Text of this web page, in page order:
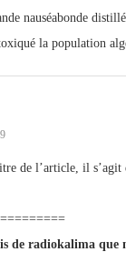
nauséabonde
la population
de l’article, il s’agit
de radiokalima que